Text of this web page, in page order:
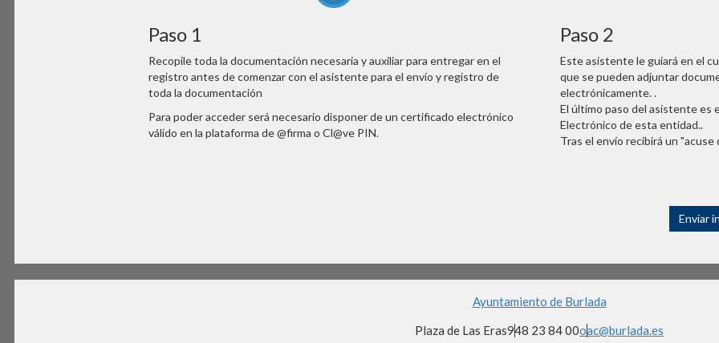
Paso 1
Recopile toda la documentación necesaria y auxiliar para entregar en el
registro antes de comenzar con el asistente para el envío y registro de
toda la documentación
Para poder acceder será necesario disponer de un certificado electrónico
válido en la plataforma de @firma o Cl@ve PIN.
Paso 2
Este asistente le guiará en el
que se pueden adjuntar
electrónicamente. .
El último paso del asistente es
Electrónico de esta entidad..
Tras el envío recibirá un
Enviar
Ayuntamiento de Burlada
Plaza de Las Eras948 23 84 00oac@burlada.es